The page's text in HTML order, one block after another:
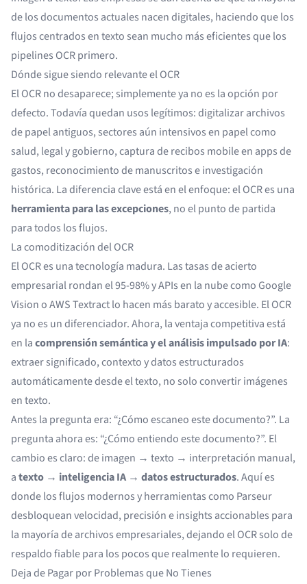
de los documentos actuales nacen digitales, haciendo que los
flujos centrados en texto sean mucho más eficientes que los
pipelines OCR primero.
Dónde sigue siendo relevante el OCR
El OCR no desaparece; simplemente ya no es la opción por
defecto. Todavía quedan usos legítimos: digitalizar archivos
de papel antiguos, sectores aún intensivos en papel como
salud, legal y gobierno, captura de recibos mobile en apps de
gastos, reconocimiento de manuscritos e investigación
histórica. La diferencia clave está en el enfoque: el OCR es una
herramienta para las excepciones, no el punto de partida
para todos los flujos.
La comoditización del OCR
El OCR es una tecnología madura. Las tasas de acierto
empresarial rondan el 95-98% y APIs en la nube como Google
Vision o AWS Textract lo hacen más barato y accesible. El OCR
ya no es un diferenciador. Ahora, la ventaja competitiva está
en lacomprensión semántica y el análisis impulsado por IA:
extraer significado, contexto y datos estructurados
automáticamente desde el texto, no solo convertir imágenes
en texto.
Antes la pregunta era: “¿Cómo escaneo este documento?”. La
pregunta ahora es: “¿Cómo entiendo este documento?”. El
cambio es claro: de imagen → texto → interpretación manual,
atexto → inteligencia IA → datos estructurados. Aquí es
donde los flujos modernos y herramientas como Parseur
desbloquean velocidad, precisión e insights accionables para
la mayoría de archivos empresariales, dejando el OCR solo de
respaldo fiable para los pocos que realmente lo requieren.
Deja de Pagar por Problemas que No Tienes